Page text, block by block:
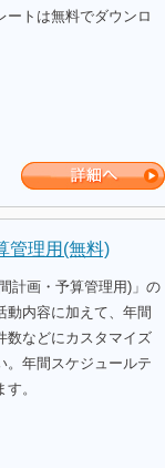
ートは無料でダウンロ
管理用(無料)
計画・予算管理用)」の
動内容に加えて、年間
数などにカスタマイズ
。年間スケジュールテ
。